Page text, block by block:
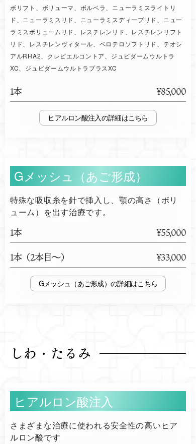
ボリフト、ボリューマ、ボルベラ、ニューラミスライトリ
ド、ニューラミスリド、ニューラミスディープリド、ニュー
ラミスボリュームリド、レスチレンリド、レスチレンリフト
リド、レスチレンヴィタール、ベロテロソフトリド、テオシ
アルRHA2、クレビエルコントア、ジュビダームウルトラ
XC、ジュビダームウルトラプラスXC
1本 ¥85,000
ヒアルロン酸注入
Gメッシュ（あご形成）
特殊な吸収糸を針で挿入し、顎の高さ（ボリ
ューム）を出す治療です。
1本
¥55,000
1本（2本目～）
¥33,000
Gメッシュ（あご形成）
しわ・たるみ
ヒアルロン酸注入
さまざまな治療に使われる安全性の高いヒア
ルロン酸です